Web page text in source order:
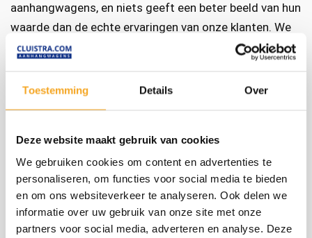
Toestemming Details Over
Deze website maakt gebruik van cookies
We gebruiken cookies om content en advertenties te
personaliseren, om functies voor social media te bieden
en om ons websiteverkeer te analyseren. Ook delen we
informatie over uw gebruik van onze site met onze
partners voor social media, adverteren en analyse. Deze
aanhangwagens, en niets geeft een beter beeld van hun
waarde dan de echte ervaringen van onze klanten. We
delen graag onze succesverhalen: verhalen die laten
efficiëntie, gemak en betrouwbaarheid.
Stel nu uw aanhanger samen